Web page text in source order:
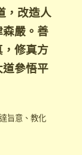
，改造人
嚴。善
修真方
參悟平
旨意、教化